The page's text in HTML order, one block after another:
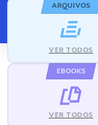
ARQUIVOS
VER TODOS
EBOOKS
VER TODOS